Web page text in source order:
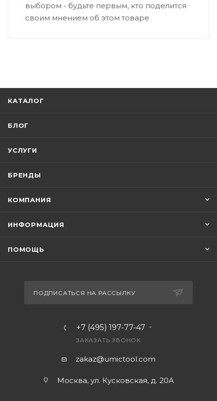
выбором - будьте первым, кто поделится
своим мнением об этом товаре
КАТАЛОГ
БЛОГ
УСЛУГИ
БРЕНДЫ
КОМПАНИЯ
ИНФОРМАЦИЯ
ПОМОЩЬ
ПОДПИСАТЬСЯ НА РАССЫЛКУ
+7 (495) 197-77-47
ЗАКАЗАТЬ ЗВОНОК
zakaz@umictool.com
Москва, ул. Кусковская, д. 20А